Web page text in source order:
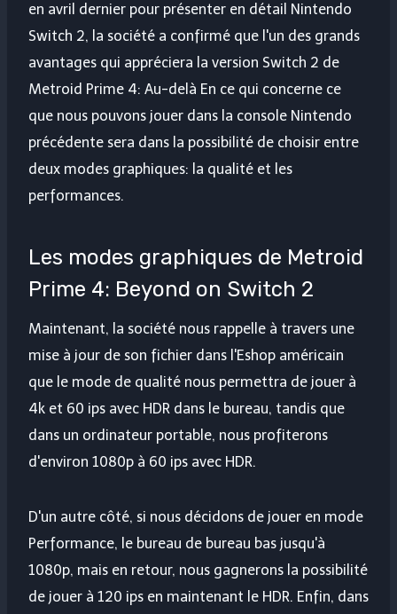
en avril dernier pour présenter en détail Nintendo
Switch 2, la société a confirmé que l'un des grands
avantages qui appréciera la version Switch 2 de
Metroid Prime 4: Au-delà En ce qui concerne ce
que nous pouvons jouer dans la console Nintendo
précédente sera dans la possibilité de choisir entre
deux modes graphiques: la qualité et les
performances.
Les modes graphiques de Metroid
Prime 4: Beyond on Switch 2
Maintenant, la société nous rappelle à travers une
mise à jour de son fichier dans l'Eshop américain
que le mode de qualité nous permettra de jouer à
4k et 60 ips avec HDR dans le bureau, tandis que
dans un ordinateur portable, nous profiterons
d'environ 1080p à 60 ips avec HDR.
D'un autre côté, si nous décidons de jouer en mode
Performance, le bureau de bureau bas jusqu'à
1080p, mais en retour, nous gagnerons la possibilité
de jouer à 120 ips en maintenant le HDR. Enfin, dans